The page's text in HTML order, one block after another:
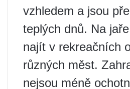
vzhledem a jsou
teplých dnů. Na
najít v rekreačních
různých měst.
nejsou méně